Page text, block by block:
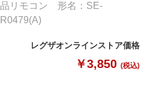
品リモコン 形名：SE-
R0479(A)
レグザオンラインストア価格
￥3,850 (税込)